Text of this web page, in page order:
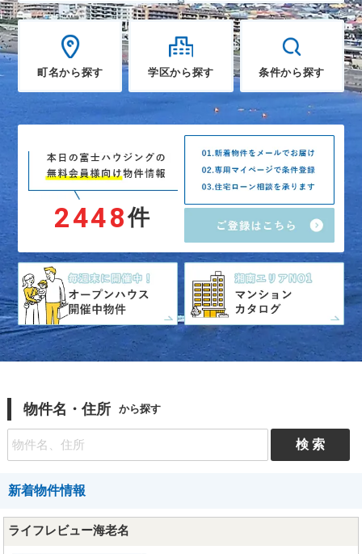
町名から探す 学区から探す 条件から探す
2448件
物件名・住所 から探す
新着物件情報
ライフレビュー海老名